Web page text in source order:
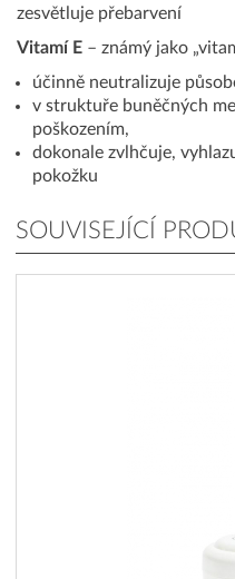
zesvětluje přebarvení
Vitamí E – známý jako
účinně neutralizuje
v struktuře buněčných
poškozením,
dokonale zvlhčuje,
SOUVISEJÍCÍ